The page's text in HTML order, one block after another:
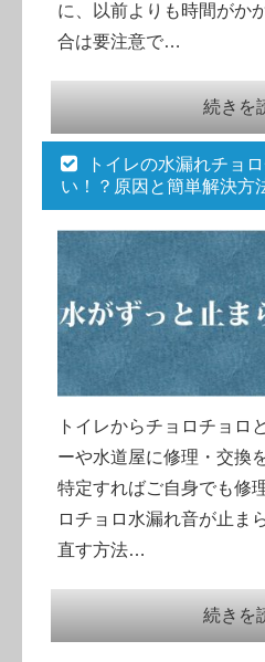
に、以前よりも時間がか
合は要注意で…
続きを
トイレの水漏れチョ
い！？原因と簡単解決方
トイレからチョロチョロ
ーや水道屋に修理・交換
特定すればご自身でも修
ロチョロ水漏れ音が止ま
直す方法…
続きを